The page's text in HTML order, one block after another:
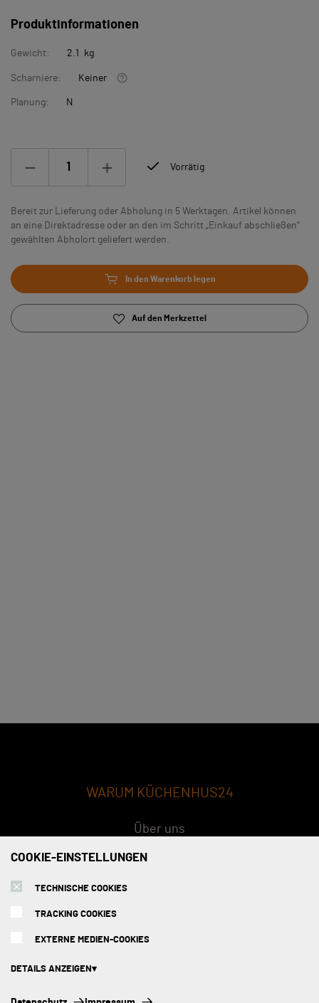
COOKIE-EINSTELLUNGEN
TECHNISCHE COOKIES
TRACKING COOKIES
EXTERNE MEDIEN-COOKIES
DETAILS ANZEIGEN
Technische Cookies:
Produktinformationen
Gewicht: 2.1 kg
Scharniere: Keiner
Planung: N
Vorrätig
Bereit zur Lieferung oder Abholung in 5 Werktagen. Artikel können
an eine Direktadresse oder an den im Schritt „Einkauf abschließen“
gewählten Abholort geliefert werden.
In den Warenkorb legen
Auf den Merkzettel
WARUM KÜCHENHUS24
Über uns
Qualität